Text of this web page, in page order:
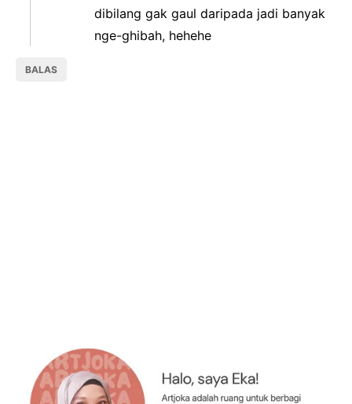
BALAS
dibilang gak gaul daripada jadi banyak
nge-ghibah, hehehe